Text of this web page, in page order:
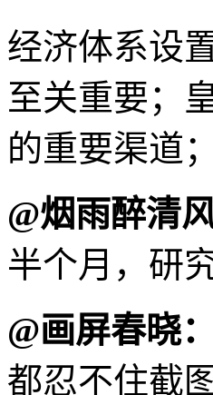
经济体系设
至关重要；
的重要渠道
@烟雨醉清风
半个月，研
@画屏春晓：
都忍不住截